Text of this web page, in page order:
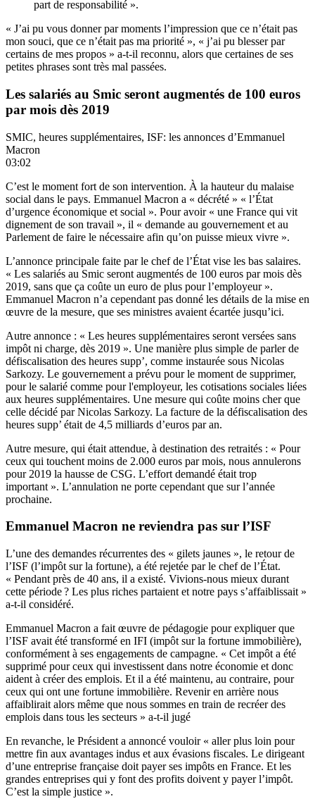
part de responsabilité ».
« J’ai pu vous donner par moments l’impression que ce n’était pas
mon souci, que ce n’était pas ma priorité », « j’ai pu blesser par
certains de mes propos » a-t-il reconnu, alors que certaines de ses
petites phrases sont très mal passées.
Les salariés au Smic seront augmentés de 100 euros
par mois dès 2019
SMIC, heures supplémentaires, ISF: les annonces d’Emmanuel
Macron
03:02
C’est le moment fort de son intervention. À la hauteur du malaise
social dans le pays. Emmanuel Macron a « décrété » « l’État
d’urgence économique et social ». Pour avoir « une France qui vit
dignement de son travail », il « demande au gouvernement et au
Parlement de faire le nécessaire afin qu’on puisse mieux vivre ».
L’annonce principale faite par le chef de l’État vise les bas salaires.
« Les salariés au Smic seront augmentés de 100 euros par mois dès
2019, sans que ça coûte un euro de plus pour l’employeur ».
Emmanuel Macron n’a cependant pas donné les détails de la mise en
œuvre de la mesure, que ses ministres avaient écartée jusqu’ici.
Autre annonce : « Les heures supplémentaires seront versées sans
impôt ni charge, dès 2019 ». Une manière plus simple de parler de
défiscalisation des heures supp’, comme instaurée sous Nicolas
Sarkozy. Le gouvernement a prévu pour le moment de supprimer,
pour le salarié comme pour l'employeur, les cotisations sociales liées
aux heures supplémentaires. Une mesure qui coûte moins cher que
celle décidé par Nicolas Sarkozy. La facture de la défiscalisation des
heures supp’ était de 4,5 milliards d’euros par an.
Autre mesure, qui était attendue, à destination des retraités : « Pour
ceux qui touchent moins de 2.000 euros par mois, nous annulerons
pour 2019 la hausse de CSG. L’effort demandé était trop
important ». L’annulation ne porte cependant que sur l’année
prochaine.
Emmanuel Macron ne reviendra pas sur l’ISF
L’une des demandes récurrentes des « gilets jaunes », le retour de
l’ISF (l’impôt sur la fortune), a été rejetée par le chef de l’État.
« Pendant près de 40 ans, il a existé. Vivions-nous mieux durant
cette période ? Les plus riches partaient et notre pays s’affaiblissait »
a-t-il considéré.
Emmanuel Macron a fait œuvre de pédagogie pour expliquer que
l’ISF avait été transformé en IFI (impôt sur la fortune immobilière),
conformément à ses engagements de campagne. « Cet impôt a été
supprimé pour ceux qui investissent dans notre économie et donc
aident à créer des emplois. Et il a été maintenu, au contraire, pour
ceux qui ont une fortune immobilière. Revenir en arrière nous
affaiblirait alors même que nous sommes en train de recréer des
emplois dans tous les secteurs » a-t-il jugé
En revanche, le Président a annoncé vouloir « aller plus loin pour
mettre fin aux avantages indus et aux évasions fiscales. Le dirigeant
d’une entreprise française doit payer ses impôts en France. Et les
grandes entreprises qui y font des profits doivent y payer l’impôt.
C’est la simple justice ».